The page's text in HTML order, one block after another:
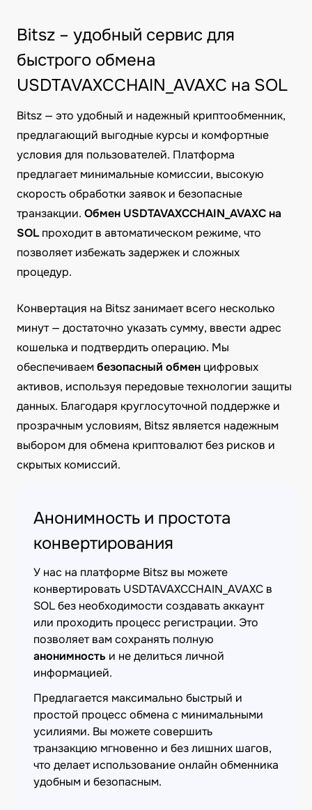
Bitsz – удобный сервис для
быстрого обмена
USDTAVAXCCHAIN_AVAXC на SOL
Bitsz — это удобный и надежный криптообменник,
предлагающий выгодные курсы и комфортные
условия для пользователей. Платформа
предлагает минимальные комиссии, высокую
скорость обработки заявок и безопасные
транзакции. Обмен USDTAVAXCCHAIN_AVAXC на
SOLпроходит в автоматическом режиме, что
позволяет избежать задержек и сложных
процедур.
Конвертация на Bitsz занимает всего несколько
минут — достаточно указать сумму, ввести адрес
кошелька и подтвердить операцию. Мы
обеспечиваембезопасный обмен цифровых
активов, используя передовые технологии защиты
данных. Благодаря круглосуточной поддержке и
прозрачным условиям, Bitsz является надежным
выбором для обмена криптовалют без рисков и
скрытых комиссий.
Анонимность и простота
конвертирования
У нас на платформе Bitsz вы можете
конвертировать USDTAVAXCCHAIN_AVAXC в
SOL без необходимости создавать аккаунт
или проходить процесс регистрации. Это
позволяет вам сохранять полную
анонимность и не делиться личной
информацией.
Предлагается максимально быстрый и
простой процесс обмена с минимальными
усилиями. Вы можете совершить
транзакцию мгновенно и без лишних шагов,
что делает использование онлайн обменника
удобным и безопасным.